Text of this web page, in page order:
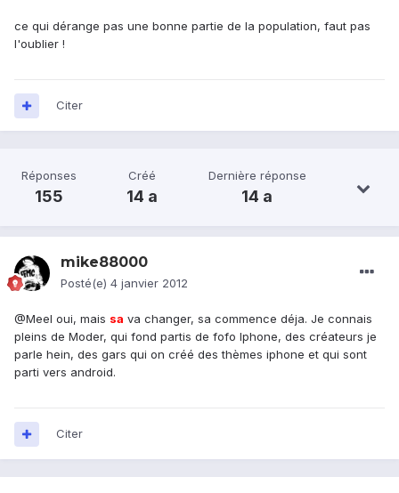
ce qui dérange pas une bonne partie de la population, faut pas
l'oublier !
Citer
Réponses
155
Créé
14 a
Dernière réponse
14 a
mike88000
Posté(e) 4 janvier 2012
@Meel oui, mais sa va changer, sa commence déja. Je connais
pleins de Moder, qui fond partis de fofo Iphone, des créateurs je
parle hein, des gars qui on créé des thèmes iphone et qui sont
parti vers android.
Citer